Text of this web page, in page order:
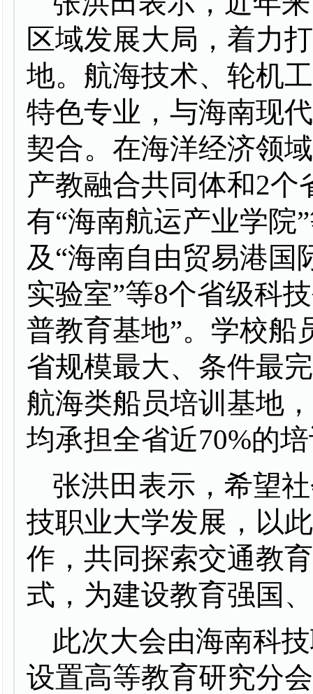
区域发展大局，着力
地。航海技术、轮机
特色专业，与海南现
契合。在海洋经济领
产教融合共同体和2
有“海南航运产业学院
及“海南自由贸易港国
实验室”等8个省级科
普教育基地”。学校船
省规模最大、条件最
航海类船员培训基地
均承担全省近70%的
张洪田表示，希望
技职业大学发展，以
作，共同探索交通教
式，为建设教育强国
此次大会由海南科
设置高等教育研究分